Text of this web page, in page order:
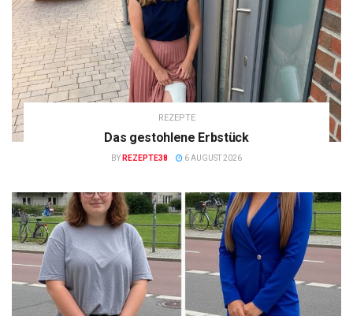
REZEPTE
Das gestohlene Erbstück
BY REZEPTE38 6 AUGUST 2026